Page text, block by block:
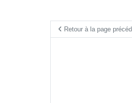
Retour à la page